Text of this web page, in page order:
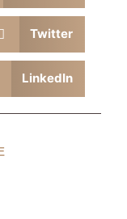
Twitter
LinkedIn